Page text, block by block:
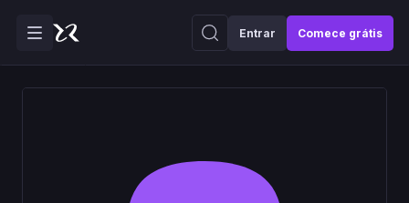
Entrar Comece grátis